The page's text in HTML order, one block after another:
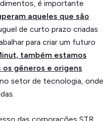
é importante
aqueles que são
de curto prazo criadas
para criar um futuro
também estamos
gêneros e origens
setor de tecnologia, onde